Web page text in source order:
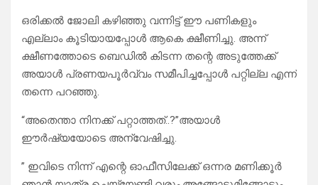
ഒരിക്കൽ ജോലി കഴിഞ്ഞു വന്നിട്ട് ഈ പണികളും
എല്ലാം കൂടിയായപ്പോൾ ആകെ ക്ഷീണിച്ചു. അന്ന്
ക്ഷീണത്തോടെ ബെഡിൽ കിടന്ന തന്റെ അടുത്തേക്ക്
അയാൾ പ്രണയപൂർവ്വം സമീപിച്ചപ്പോൾ പറ്റില്ല എന്ന്
തന്നെ പറഞ്ഞു.
“അതെന്താ നിനക്ക് പറ്റാത്തത്..?”അയാൾ
ഈർഷ്യയോടെ അന്വേഷിച്ചു.
” ഇവിടെ നിന്ന് എന്റെ ഓഫീസിലേക്ക് ഒന്നര മണിക്കൂർ